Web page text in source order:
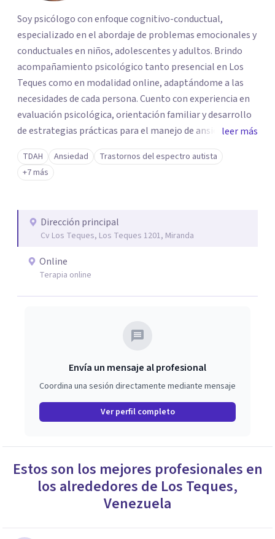
Soy psicólogo con enfoque cognitivo-conductual,
especializado en el abordaje de problemas emocionales y
conductuales en niños, adolescentes y adultos. Brindo
acompañamiento psicológico tanto presencial en Los
Teques como en modalidad online, adaptándome a las
necesidades de cada persona. Cuento con experiencia en
evaluación psicológica, orientación familiar y desarrollo
de estrategias prácticas para el manejo de ansiedad,
duelo, dificultades emocionales y problemas de conducta.
Actualmente me formo como orientador de conducta, lo
que fortalece mi capacidad para intervenir de forma
empatía, el compromiso ético y la escucha activa, con el
objetivo de generar cambios reales que mejoren el
bienestar personal y familiar.
leer más
TDAH Ansiedad
Trastornos del espectro autista
+7 más
Dirección principal
Cv Los Teques, Los Teques 1201, Miranda
Online
Terapia online
Envía un mensaje al profesional
Coordina una sesión directamente mediante mensaje
Ver perfil completo
Estos son los mejores profesionales en
los alrededores de Los Teques,
Venezuela